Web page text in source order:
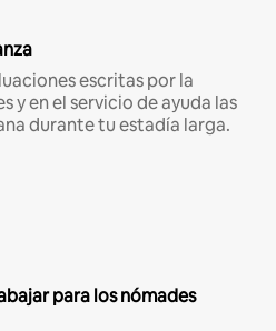
escritas por la
y en el servicio de ayuda las
durante tu estadía larga.
para los nómades